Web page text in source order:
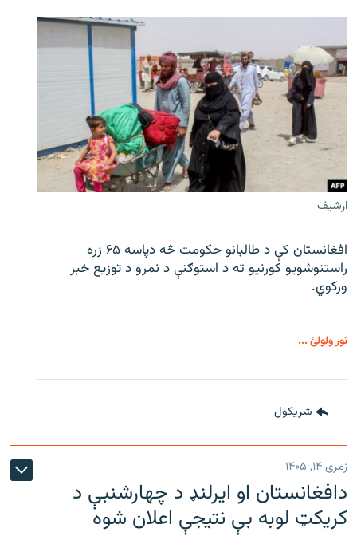
ارشیف
افغانستان کې د طالبانو حکومت څه دپاسه ۶۵ زره
راستنوشویو کورنیو ته د استوګنې د نمرو د توزیع خبر
ورکوي.
نور ولولئ ...
شريکول
زمری ۱۴, ۱۴۰۵
دافغانستان او ایرلنډ د چهارشنبې د
کریکټ لوبه بې نتیجې اعلان شوه